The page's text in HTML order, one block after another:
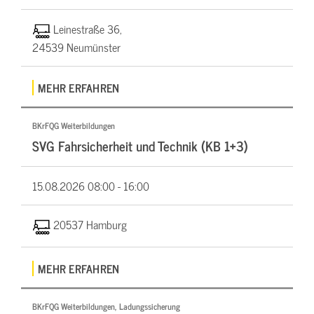
Leinestraße 36,
24539 Neumünster
MEHR ERFAHREN
BKrFQG Weiterbildungen
SVG Fahrsicherheit und Technik (KB 1+3)
15.08.202608:00 - 16:00
20537 Hamburg
MEHR ERFAHREN
BKrFQG Weiterbildungen, Ladungssicherung